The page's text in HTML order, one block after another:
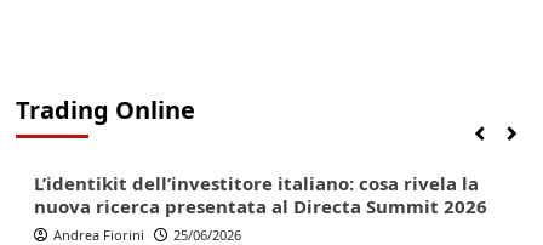
Trading Online
L’identikit dell’investitore italiano: cosa rivela la
nuova ricerca presentata al Directa Summit 2026
Andrea Fiorini 25/06/2026